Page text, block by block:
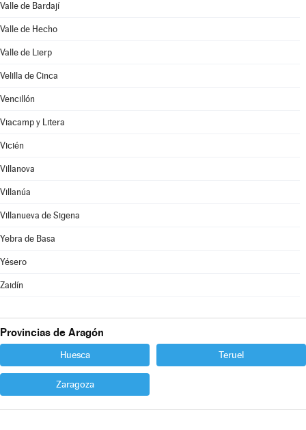
Valle de Bardají
Valle de Hecho
Valle de Lierp
Velilla de Cinca
Vencillón
Viacamp y Litera
Vicién
Villanova
Villanúa
Villanueva de Sigena
Yebra de Basa
Yésero
Zaidín
Provincias de Aragón
Huesca Teruel
Zaragoza